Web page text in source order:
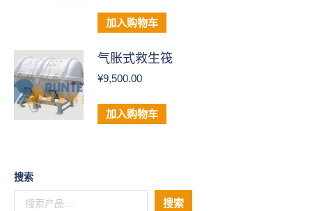
&sol; 5
加入购物车
气胀式救生筏
¥9,500.00
加入购物车
搜索
搜索